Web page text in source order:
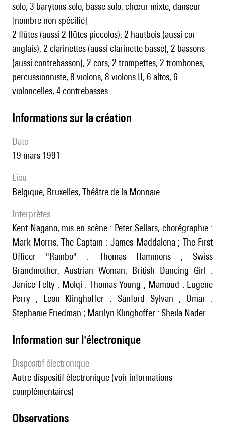
solo, 3 barytons solo, basse solo, chœur mixte, danseur
[nombre non spécifié]
2 flûtes (aussi 2 flûtes piccolos), 2 hautbois (aussi cor
anglais), 2 clarinettes (aussi clarinette basse), 2 bassons
(aussi contrebasson), 2 cors, 2 trompettes, 2 trombones,
percussionniste, 8 violons, 8 violons II, 6 altos, 6
violoncelles, 4 contrebasses
informations sur la création
date
19 mars 1991
lieu
Belgique, Bruxelles, Théâtre de la Monnaie
interprètes
Kent Nagano, mis en scène : Peter Sellars, chorégraphie :
Mark Morris. The Captain : James Maddalena ; The First
Officer "Rambo" : Thomas Hammons ; Swiss
Grandmother, Austrian Woman, British Dancing Girl :
Janice Felty ; Molqi : Thomas Young ; Mamoud : Eugene
Perry ; Leon Klinghoffer : Sanford Sylvan ; Omar :
Stephanie Friedman ; Marilyn Klinghoffer : Sheila Nader.
Information sur l'électronique
Dispositif électronique
autre dispositif électronique (voir informations
complémentaires)
observations